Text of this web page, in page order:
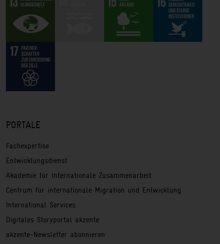
PORTALE
Fachexpertise
Entwicklungsdienst
Akademie für Internationale Zusammenarbeit
Centrum für internationale Migration und Entwicklung
International Services
Digitales Storyportal akzente
akzente-Newsletter abonnieren